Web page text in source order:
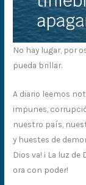
No hay lugar, por
pueda brillar.
A diario leemos
impunes,
nuestro país,
y huestes de
Dios va! ¡ La luz
ora con poder!